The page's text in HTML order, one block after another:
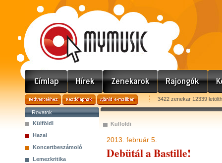
3422 zenekar 12339
Rovatok
Külföldi
Hazai
Koncertbeszámoló
Lemezkritika
Külföldi
2013. február 5.
Debütál a Bastille!